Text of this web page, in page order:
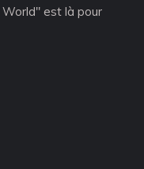
est là pour